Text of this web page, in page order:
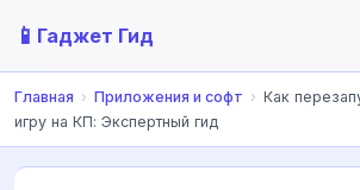
📱 Гаджет Гид
Главная › Приложения и софт › Как
игру на КП: Экспертный гид